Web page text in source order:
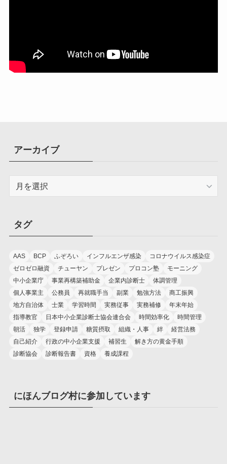
アーカイブ
ブ
タグ
AAS BCP ふぞろい インフルエンザ感染
コロナウイルス感染症
ゼロゼロ融資
チューヤン プレゼン プロコン塾
モーニング
中小企業庁
事業再構築補助金 企業内診断士
体調管理
個人事業主
公務員 再就職手当 副業 勉強方法
商工振興
地方自治体
士業 学習時間 実務従事 実務補修
年末年始
指導教官
日本中小企業診断士協会連合会 時間効率化
時間管理
朝活
独学 登録申請 糖質摂取 組織・人事 絆
経営法務
自己紹介
行政の中小企業支援 補習生
解き方の黄金手順
診断協会
診断報告書 資格 養成課程
にほんブログ村に参加しています